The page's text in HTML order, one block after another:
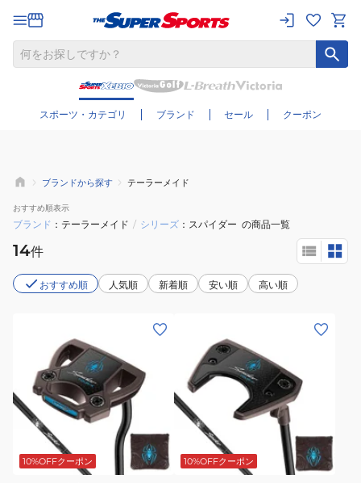
スポーツ・カテゴリ ブランド セール クーポン
さらに絞り込む
ブランドから探す テーラーメイド
おすすめ順表示
ブランド テーラーメイド / シリーズ スパイダー の商品一覧
14件
おすすめ順 人気順 新着順 安い順 高い順
10%OFFクーポン 10%OFFクーポン